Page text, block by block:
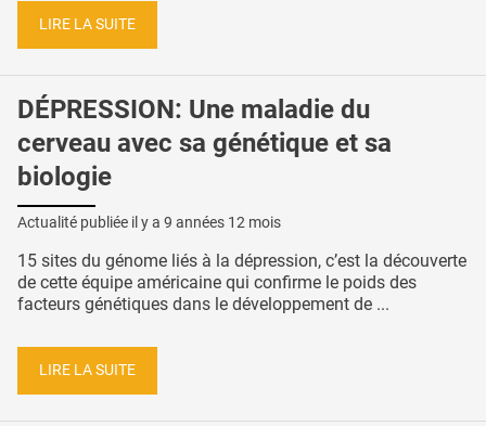
LIRE LA SUITE
DÉPRESSION: Une maladie du
cerveau avec sa génétique et sa
biologie
Actualité publiée il y a 9 années 12 mois
15 sites du génome liés à la dépression, c’est la découverte
de cette équipe américaine qui confirme le poids des
facteurs génétiques dans le développement de ...
LIRE LA SUITE